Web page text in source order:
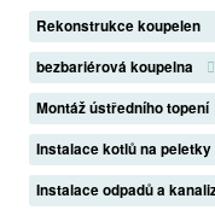
Rekonstrukce koupelen
bezbariérová koupelna
Montáž ústředního topení
Instalace kotlů na peletky
Instalace odpadů a